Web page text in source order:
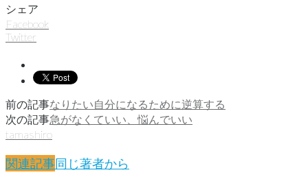
シェア
Facebook
Twitter
前の記事なりたい自分になるために逆算する
次の記事急がなくていい、悩んでいい
tamashiro
関連記事同じ著者から